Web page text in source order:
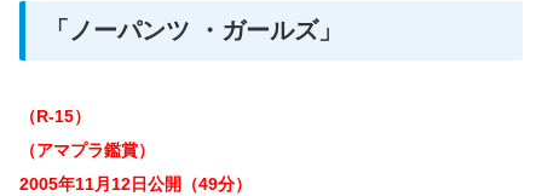
「ノーパンツ ・ガールズ」
（R-15）
（アマプラ鑑賞）
2005年11月12日公開（49分）